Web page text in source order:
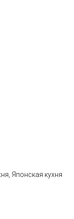
Японская кухня